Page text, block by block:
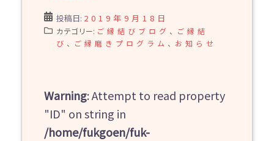
投稿日: 2019年9月18日
カテゴリー: ご縁結びブログ 、
ご縁結
び 、 ご縁磨きプログラム 、 お知らせ
Warning: Attempt to read property
"ID" on string in
/home/fukgoen/fuk-